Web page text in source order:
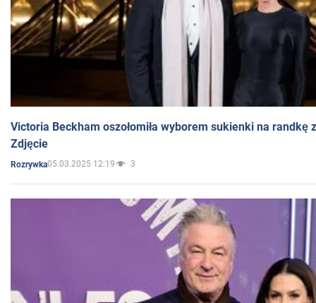
Victoria Beckham oszołomiła wyborem sukienki na randkę
Zdjęcie
Rozrywka05.03.2025 12:19 3